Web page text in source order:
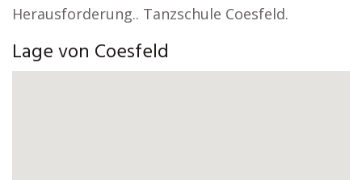
Herausforderung.. Tanzschule Coesfeld.
Lage von Coesfeld